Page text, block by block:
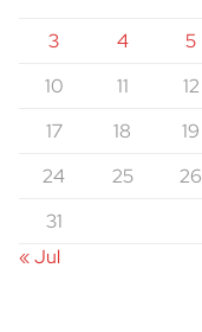
3
4 5
10
11 12
17
18 19
24
25 26
31
« Jul